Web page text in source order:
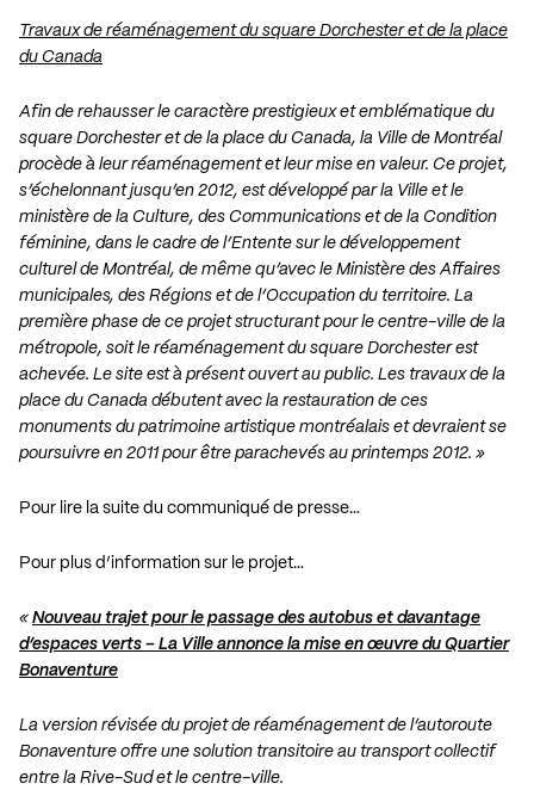
Travaux de réaménagement du square Dorchester et de la place
du Canada
Afin de rehausser le caractère prestigieux et emblématique du
square Dorchester et de la place du Canada, la Ville de Montréal
procède à leur réaménagement et leur mise en valeur. Ce projet,
s’échelonnant jusqu’en 2012, est développé par la Ville et le
ministère de la Culture, des Communications et de la Condition
féminine, dans le cadre de l’Entente sur le développement
culturel de Montréal, de même qu’avec le Ministère des Affaires
municipales, des Régions et de l’Occupation du territoire. La
première phase de ce projet structurant pour le centre-ville de la
métropole, soit le réaménagement du square Dorchester est
achevée. Le site est à présent ouvert au public. Les travaux de la
place du Canada débutent avec la restauration de ces
monuments du patrimoine artistique montréalais et devraient se
poursuivre en 2011 pour être parachevés au printemps 2012. »
Pour lire la suite du communiqué de presse…
Pour plus d’information sur le projet…
« Nouveau trajet pour le passage des autobus et davantage
d’espaces verts – La Ville annonce la mise en œuvre du Quartier
Bonaventure
La version révisée du projet de réaménagement de l’autoroute
Bonaventure offre une solution transitoire au transport collectif
entre la Rive-Sud et le centre-ville.